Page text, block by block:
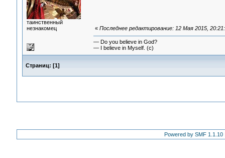
таинственный
незнакомец
« Последнее редактирование: 12 Мая 2015,
— Do you believe in God?
— I believe in Myself. (c)
Страниц: [1]
Powered by SMF 1.1.10